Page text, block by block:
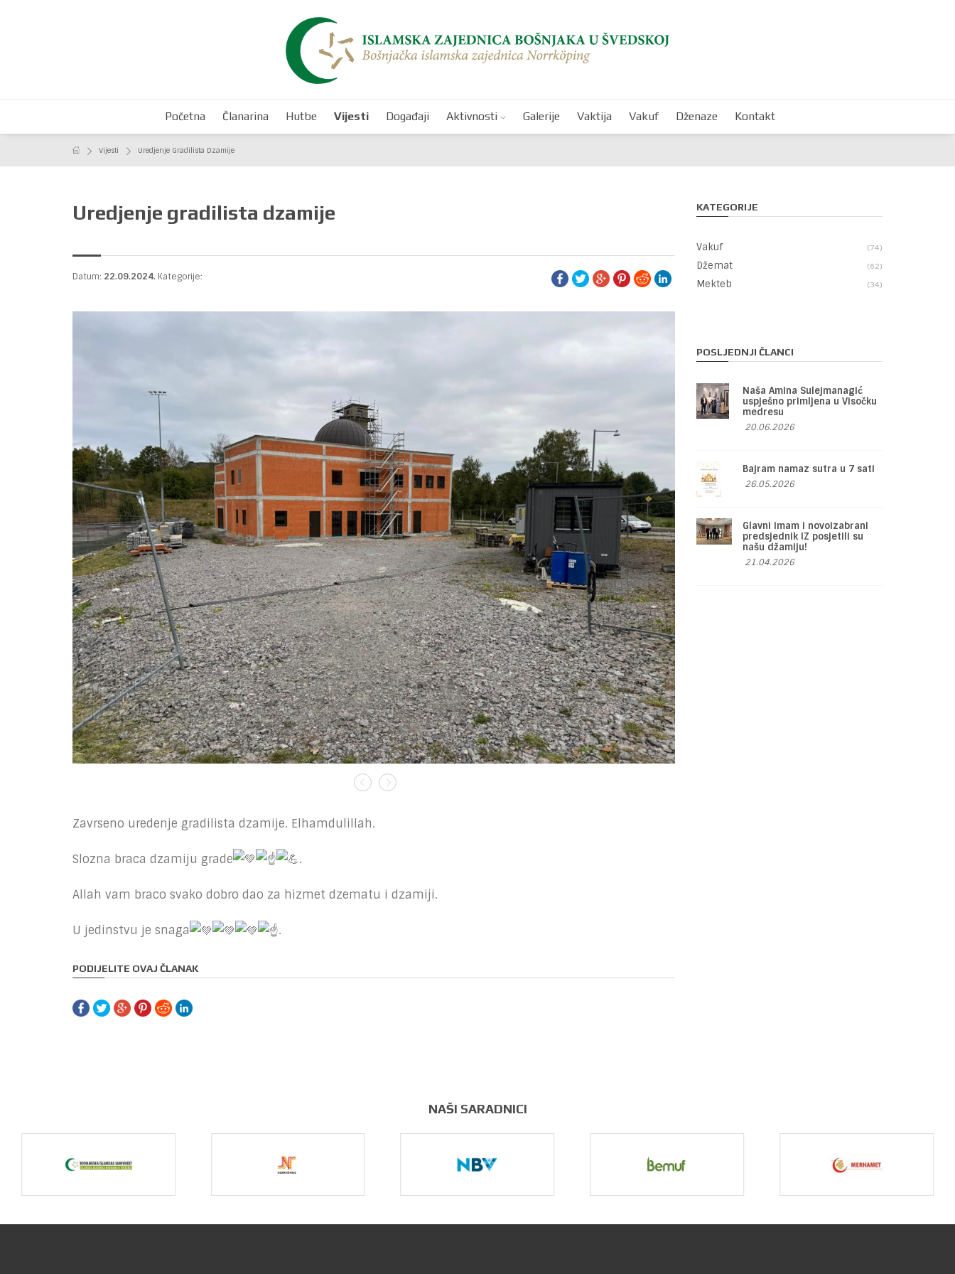
Početna Članarina Hutbe Vijesti Događaji Aktivnosti Galerije Vaktija Vakuf Dženaze Kontakt
Vijesti Uredjenje Gradilista Dzamije
Uredjenje gradilista dzamije
Datum: 22.09.2024. Kategorije:
Zavrseno uredenje gradilista dzamije. Elhamdulillah.
Slozna braca dzamiju grade .
Allah vam braco svako dobro dao za hizmet dzematu i dzamiji.
U jedinstvu je snaga .
PODIJELITE OVAJ ČLANAK
KATEGORIJE
Vakuf 74
Džemat 62
Mekteb 34
POSLJEDNJI ČLANCI
Naša Amina Sulejmanagić
uspješno primljena u Visočku
medresu
20.06.2026
Bajram namaz sutra u 7 sati
26.05.2026
Glavni imam i novoizabrani
predsjednik IZ posjetili su
našu džamiju!
21.04.2026
NAŠI SARADNICI